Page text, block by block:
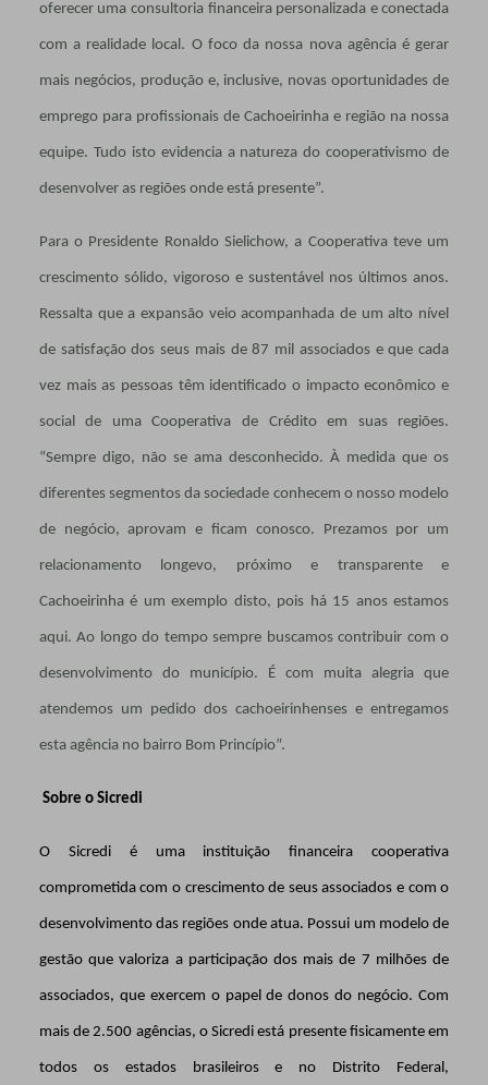
oferecer uma consultoria financeira personalizada e conectada
com a realidade local. O foco da nossa nova agência é gerar
mais negócios, produção e, inclusive, novas oportunidades de
emprego para profissionais de Cachoeirinha e região na nossa
equipe. Tudo isto evidencia a natureza do cooperativismo de
desenvolver as regiões onde está presente”.
Para o Presidente Ronaldo Sielichow, a Cooperativa teve um
crescimento sólido, vigoroso e sustentável nos últimos anos.
Ressalta que a expansão veio acompanhada de um alto nível
de satisfação dos seus mais de 87 mil associados e que cada
vez mais as pessoas têm identificado o impacto econômico e
social de uma Cooperativa de Crédito em suas regiões.
“Sempre digo, não se ama desconhecido. À medida que os
diferentes segmentos da sociedade conhecem o nosso modelo
de negócio, aprovam e ficam conosco. Prezamos por um
relacionamento longevo, próximo e transparente e
Cachoeirinha é um exemplo disto, pois há 15 anos estamos
aqui. Ao longo do tempo sempre buscamos contribuir com o
desenvolvimento do município. É com muita alegria que
atendemos um pedido dos cachoeirinhenses e entregamos
esta agência no bairro Bom Princípio”.
Sobre o Sicredi
O Sicredi é uma instituição financeira cooperativa
comprometida com o crescimento de seus associados e com o
desenvolvimento das regiões onde atua. Possui um modelo de
gestão que valoriza a participação dos mais de 7 milhões de
associados, que exercem o papel de donos do negócio. Com
mais de 2.500 agências, o Sicredi está presente fisicamente em
todos os estados brasileiros e no Distrito Federal,